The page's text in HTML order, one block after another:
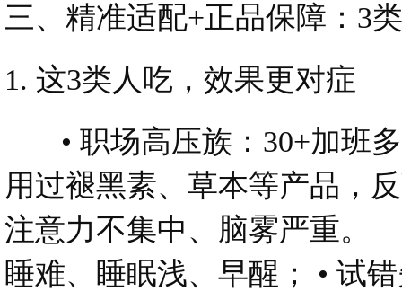
三、精准适配+正品保障：3
1. 这3类人吃，效果更对症
• 职场高压族：30+加班多
用过褪黑素、草本等产品，
注意力不集中、脑雾严重
睡难、睡眠浅、早醒； • 试